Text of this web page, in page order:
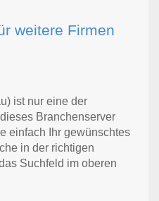
weitere Firmen
ist nur eine der
dieses Branchenserver
einfach Ihr gewünschtes
in der richtigen
Suchfeld im oberen